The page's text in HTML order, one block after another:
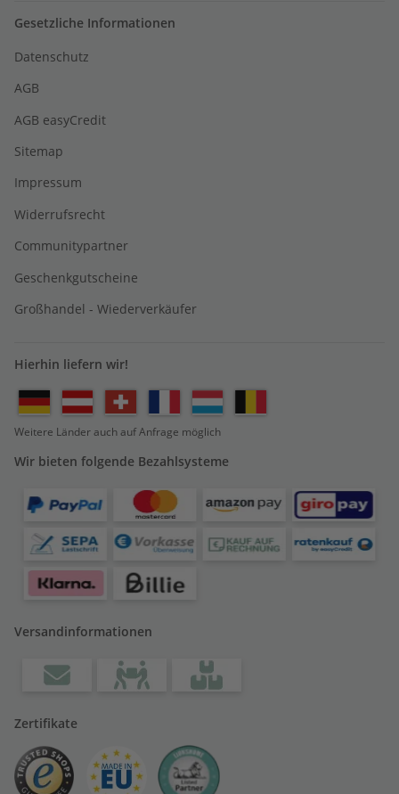
Gesetzliche Informationen
Datenschutz
AGB
AGB easyCredit
Sitemap
Impressum
Widerrufsrecht
Communitypartner
Geschenkgutscheine
Großhandel - Wiederverkäufer
Hierhin liefern wir!
Weitere Länder auch auf Anfrage möglich
Wir bieten folgende Bezahlsysteme
Versandinformationen
Zertifikate